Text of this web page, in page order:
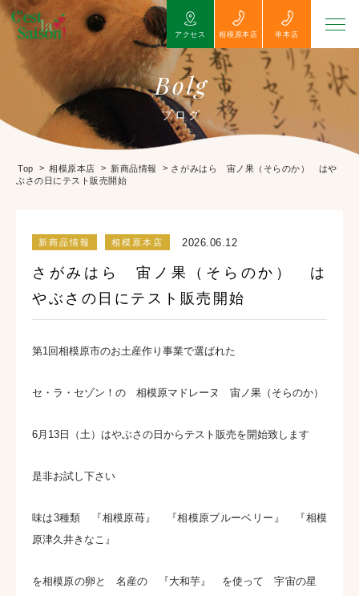
アクセス 相模原本店 串本店
Bolg
ブログ
Top > 相模原本店 > 新商品情報 > さがみはら 宙ノ果（そらのか） はや
ぶさの日にテスト販売開始
新商品情報 相模原本店 2026.06.12
さがみはら 宙ノ果（そらのか） は
やぶさの日にテスト販売開始
第1回相模原市のお土産作り事業で選ばれた
セ・ラ・セゾン！の 相模原マドレーヌ 宙ノ果（そらのか）
6月13日（土）はやぶさの日からテスト販売を開始致します
是非お試し下さい
味は3種類 『相模原苺』 『相模原ブルーベリー』 『相模
原津久井きなこ』
を相模原の卵と 名産の 『大和芋』 を使って 宇宙の星